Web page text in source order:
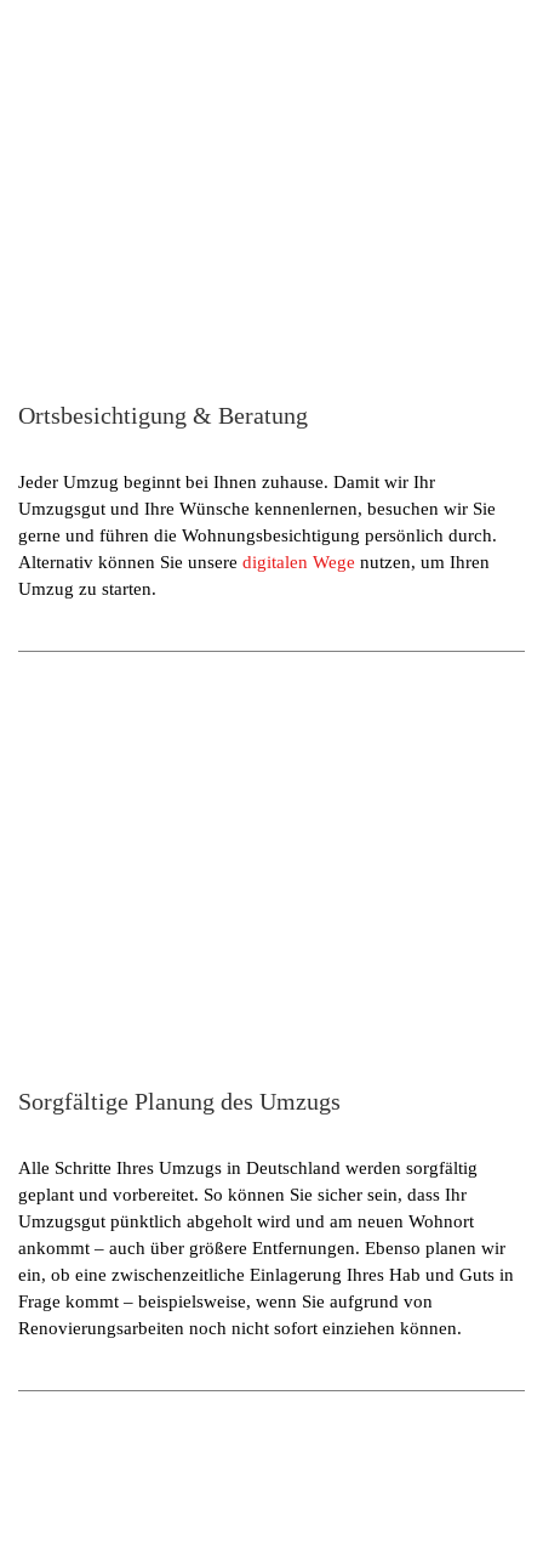
Ortsbesichtigung & Beratung
Jeder Umzug beginnt bei Ihnen zuhause. Damit wir Ihr
Umzugsgut und Ihre Wünsche kennenlernen, besuchen wir Sie
gerne und führen die Wohnungsbesichtigung persönlich durch.
Alternativ können Sie unsere digitalen Wege nutzen, um Ihren
Umzug zu starten.
Sorgfältige Planung des Umzugs
Alle Schritte Ihres Umzugs in Deutschland werden sorgfältig
geplant und vorbereitet. So können Sie sicher sein, dass Ihr
Umzugsgut pünktlich abgeholt wird und am neuen Wohnort
ankommt – auch über größere Entfernungen. Ebenso planen wir
ein, ob eine zwischenzeitliche Einlagerung Ihres Hab und Guts in
Frage kommt – beispielsweise, wenn Sie aufgrund von
Renovierungsarbeiten noch nicht sofort einziehen können.